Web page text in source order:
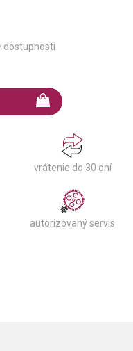
dostupnosti
vrátenie do 30 dní
autorizovaný servis